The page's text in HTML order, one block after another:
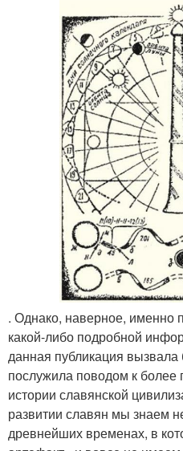
. Однако, наверное, именно
какой-либо подробной
данная публикация
послужила поводом к
истории славянской
развитии славян мы знаем
древнейших временах, в